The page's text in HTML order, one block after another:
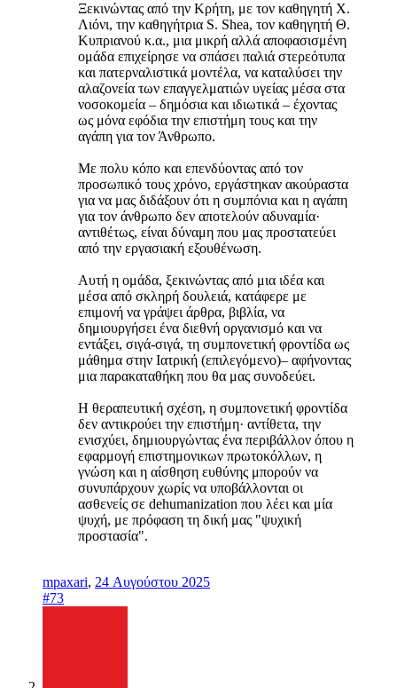
Ξεκινώντας από την Κρήτη, με τον καθηγητή Χ.
Λιόνι, την καθηγήτρια S. Shea, τον καθηγητή Θ.
Κυπριανού κ.α., μια μικρή αλλά αποφασισμένη
ομάδα επιχείρησε να σπάσει παλιά στερεότυπα
και πατερναλιστικά μοντέλα, να καταλύσει την
αλαζονεία των επαγγελματιών υγείας μέσα στα
νοσοκομεία – δημόσια και ιδιωτικά – έχοντας
ως μόνα εφόδια την επιστήμη τους και την
αγάπη για τον Άνθρωπο.
Με πολυ κόπο και επενδύοντας από τον
προσωπικό τους χρόνο, εργάστηκαν ακούραστα
για να μας διδάξουν ότι η συμπόνια και η αγάπη
για τον άνθρωπο δεν αποτελούν αδυναμία·
αντιθέτως, είναι δύναμη που μας προστατεύει
από την εργασιακή εξουθένωση.
Αυτή η ομάδα, ξεκινώντας από μια ιδέα και
μέσα από σκληρή δουλειά, κατάφερε με
επιμονή να γράψει άρθρα, βιβλία, να
δημιουργήσει ένα διεθνή οργανισμό και να
εντάξει, σιγά-σιγά, τη συμπονετική φροντίδα ως
μάθημα στην Ιατρική (επιλεγόμενο)– αφήνοντας
μια παρακαταθήκη που θα μας συνοδεύει.
Η θεραπευτική σχέση, η συμπονετική φροντίδα
δεν αντικρούει την επιστήμη· αντίθετα, την
ενισχύει, δημιουργώντας ένα περιβάλλον όπου η
εφαρμογή επιστημονικων πρωτοκόλλων, η
γνώση και η αίσθηση ευθύνης μπορούν να
συνυπάρχουν χωρίς να υποβάλλονται οι
ασθενείς σε dehumanization που λέει και μία
ψυχή, με πρόφαση τη δική μας "ψυχική
προστασία".
mpaxari, 24 Αυγούστου 2025
#73